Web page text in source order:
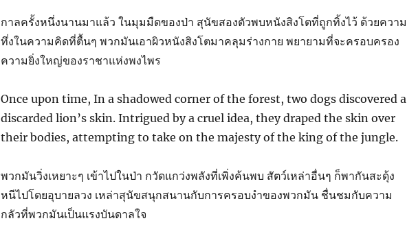
กาลครั้งหนึ่งนานมาแล้ว ในมุมมืดของป่า สุนัขสองตัวพบหนังสิงโตที่ถูกทิ้งไว้ ด้วยความ
ทึ่งในความคิดที่ตื้นๆ พวกมันเอาผิวหนังสิงโตมาคลุมร่างกาย พยายามที่จะครอบครอง
ความยิ่งใหญ่ของราชาแห่งพงไพร
Once upon time, In a shadowed corner of the forest, two dogs discovered a
discarded lion’s skin. Intrigued by a cruel idea, they draped the skin over
their bodies, attempting to take on the majesty of the king of the jungle.
พวกมันวิ่งเหยาะๆ เข้าไปในป่า กวัดแกว่งพลังที่เพิ่งค้นพบ สัตว์เหล่าอื่นๆ ก็พากันสะดุ้ง
หนีไปโดยอุบายลวง เหล่าสุนัขสนุกสนานกับการครอบงำของพวกมัน ชื่นชมกับความ
กลัวที่พวกมันเป็นแรงบันดาลใจ